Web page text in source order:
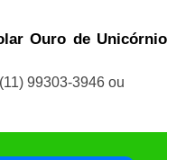
Ouro de Unicórnio
(11) 99303-3946 ou